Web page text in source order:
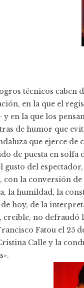
técnicos caben
en la que el
en la que los
de humor que
que ejerce de
de puesta en
gusto del
con la conversión
la humildad, la
hoy, de la
creíble, no defraudó
Fatou el 25
Calle y la